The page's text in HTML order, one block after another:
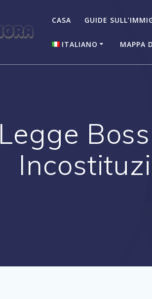
CASA GUIDE
ITALIANO
English
MAPPA
Legge